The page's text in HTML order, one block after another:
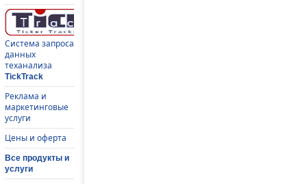
Система запроса
данных
теханализа
TickTrack
Реклама и
маркетинговые
услуги
Цены и оферта
Все продукты и
услуги